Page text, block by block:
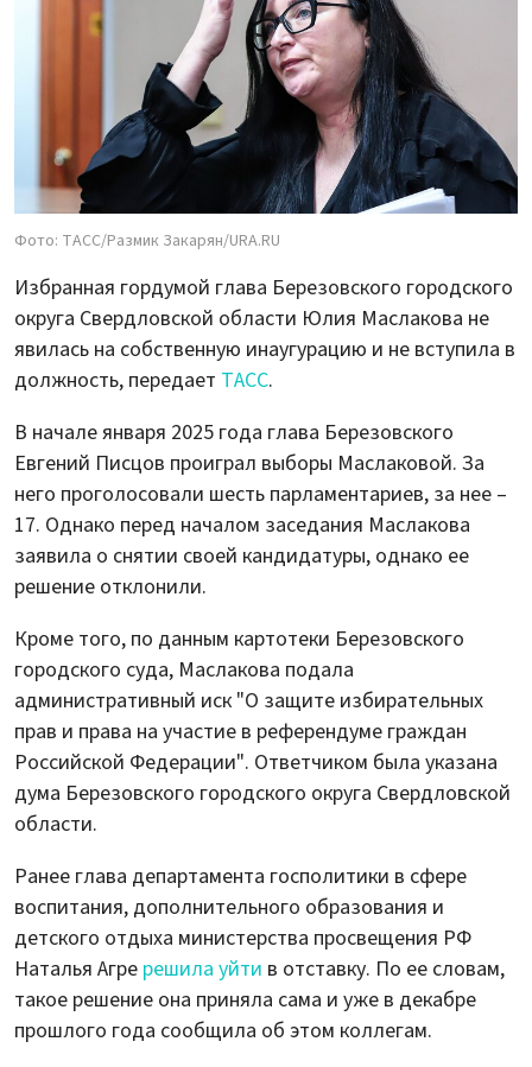
Фото: ТАСС/Размик Закарян/URA.RU
Избранная гордумой глава Березовского городского
округа Свердловской области Юлия Маслакова не
явилась на собственную инаугурацию и не вступила в
должность, передает ТАСС.
В начале января 2025 года глава Березовского
Евгений Писцов проиграл выборы Маслаковой. За
него проголосовали шесть парламентариев, за нее –
17. Однако перед началом заседания Маслакова
заявила о снятии своей кандидатуры, однако ее
решение отклонили.
Кроме того, по данным картотеки Березовского
городского суда, Маслакова подала
административный иск "О защите избирательных
прав и права на участие в референдуме граждан
Российской Федерации". Ответчиком была указана
дума Березовского городского округа Свердловской
области.
Ранее глава департамента госполитики в сфере
воспитания, дополнительного образования и
детского отдыха министерства просвещения РФ
Наталья Агре решила уйти в отставку. По ее словам,
такое решение она приняла сама и уже в декабре
прошлого года сообщила об этом коллегам.